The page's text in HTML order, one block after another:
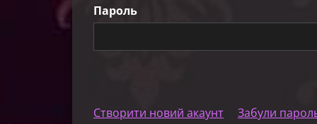
Пароль
Створити новий акаунт Забули